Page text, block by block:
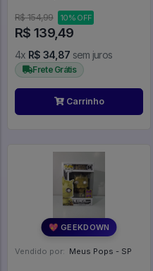
#16
R$ 154,99 10% OFF
R$ 139,49
4x R$ 34,87 sem juros
Frete Grátis
Carrinho
💖 GEEKDOWN
Vendido por: Meus Pops - SP